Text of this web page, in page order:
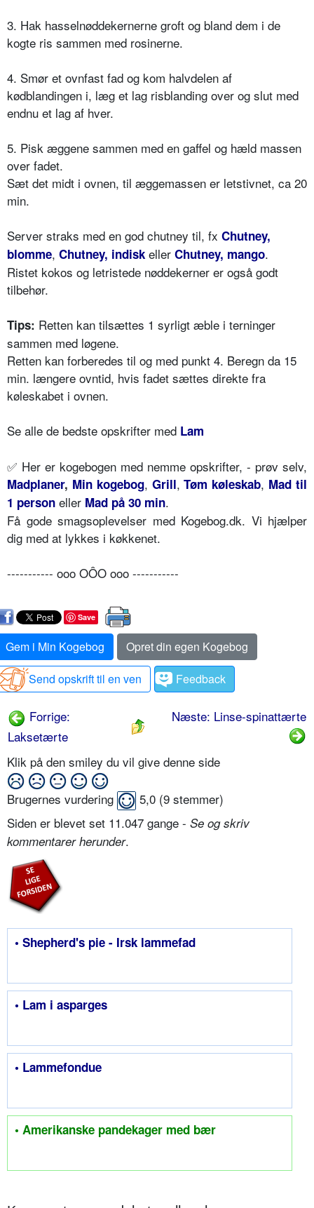
3. Hak hasselnøddekernerne groft og bland dem i de
kogte ris sammen med rosinerne.
4. Smør et ovnfast fad og kom halvdelen af
kødblandingen i, læg et lag risblanding over og slut med
endnu et lag af hver.
5. Pisk æggene sammen med en gaffel og hæld massen
over fadet.
Sæt det midt i ovnen, til æggemassen er letstivnet, ca 20
min.
Server straks med en god chutney til, fx Chutney,
blomme, Chutney, indisk eller Chutney, mango.
Ristet kokos og letristede nøddekerner er også godt
tilbehør.
Tips: Retten kan tilsættes 1 syrligt æble i terninger
sammen med løgene.
Retten kan forberedes til og med punkt 4. Beregn da 15
min. længere ovntid, hvis fadet sættes direkte fra
køleskabet i ovnen.
Se alle de bedste opskrifter med Lam
✅ Her er kogebogen med nemme opskrifter, - prøv selv,
Madplaner, Min kogebog, Grill,Tøm køleskab, Mad til
1 person eller Mad på 30 min.
Få gode smagsoplevelser med Kogebog.dk. Vi hjælper
dig med at lykkes i køkkenet.
----------- ooo OÔO ooo -----------
Save
Gem i Min Kogebog
Opret din egen Kogebog
Send opskrift til en ven
Feedback
Forrige:
Laksetærte
Næste: Linse-spinattærte
Klik på den smiley du vil give denne side
Brugernes vurdering 5,0 (9 stemmer)
Siden er blevet set 11.047 gange - Se og skriv
kommentarer herunder.
• Shepherd's pie - Irsk lammefad
• Lam i asparges
• Lammefondue
• Amerikanske pandekager med bær